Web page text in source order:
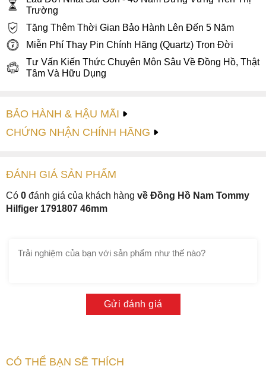
Trường
Tặng Thêm Thời Gian Bảo Hành Lên Đến 5 Năm
Miễn Phí Thay Pin Chính Hãng (Quartz) Trọn Đời
Tư Vấn Kiến Thức Chuyên Môn Sâu Về Đồng Hồ, Thật
Tâm Và Hữu Dụng
BẢO HÀNH & HẬU MÃI
CHỨNG NHẬN CHÍNH HÃNG
ĐÁNH GIÁ SẢN PHẤM
Có 0 đánh giá của khách hàng về Đồng Hồ Nam Tommy
Hilfiger 1791807 46mm
Gửi đánh giá
CÓ THỂ BẠN SẼ THÍCH